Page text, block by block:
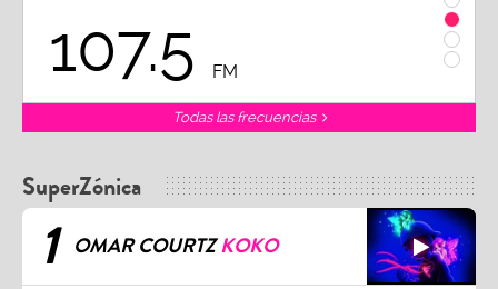
107.5 FM
Todas las frecuencias
SuperZónica
1 OMAR COURTZKOKO